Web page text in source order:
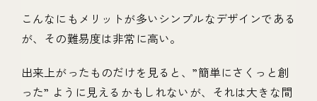
こんなにもメリットが多いシンプルなデザインである
が、その難易度は非常に高い。
出来上がったものだけを見ると、”簡単にさくっと創
った” ように見えるかもしれないが、それは大きな間